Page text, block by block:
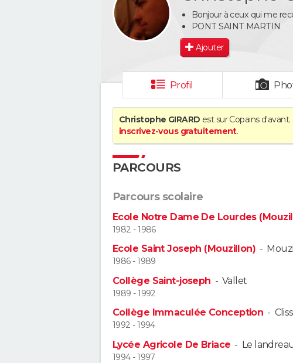
Bonjour à ceux qui me
PONT SAINT MARTIN
Ajouter
Profil
Christophe GIRARD est sur Copains
inscrivez-vous gratuitement.
PARCOURS
Parcours scolaire
Ecole Notre Dame De Lourdes
1982 - 1986
Ecole Saint Joseph (Mouzillon) -
1986 - 1989
Collège Saint-joseph -Vallet
1989 - 1992
Collège Immaculée Conception -
1992 - 1994
Lycée Agricole De Briace - Le
1994 - 1997